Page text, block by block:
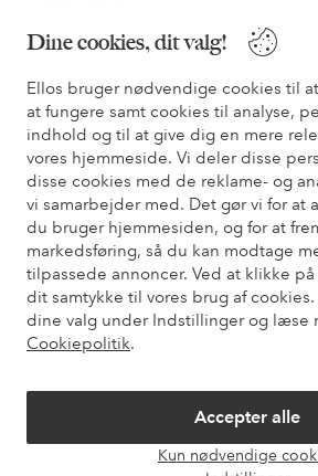
Dine cookies, dit valg!
Ellos bruger nødvendige cookies til
at fungere samt cookies til analyse,
indhold og til at give dig en mere
vores hjemmeside. Vi deler disse
disse cookies med de reklame- og
vi samarbejder med. Det gør vi for at
du bruger hjemmesiden, og for at
markedsføring, så du kan modtage
tilpassede annoncer. Ved at klikke
dit samtykke til vores brug af
dine valg under Indstillinger og læse
Cookiepolitik.
Accepter alle
Kun nødvendige
* Se tilbudsbetingelser ved registrering
Har du brug for hjælp?
Du kan finde svar på de oftest stillede
Du kan også finde oplysninger om,
Kundeservice Bestilling
Mine sider
Om Ellos